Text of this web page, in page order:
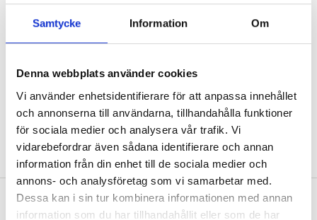
Samtycke Information Om
Denna webbplats använder cookies
Vi använder enhetsidentifierare för att anpassa innehållet
och annonserna till användarna, tillhandahålla funktioner
för sociala medier och analysera vår trafik. Vi
vidarebefordrar även sådana identifierare och annan
information från din enhet till de sociala medier och
annons- och analysföretag som vi samarbetar med.
Dessa kan i sin tur kombinera informationen med annan
information som du har tillhandahållit eller som de har
Diameter
44 mm
Width of the boat
110–120 cm
Wood type
Spruce
About the manufacturer